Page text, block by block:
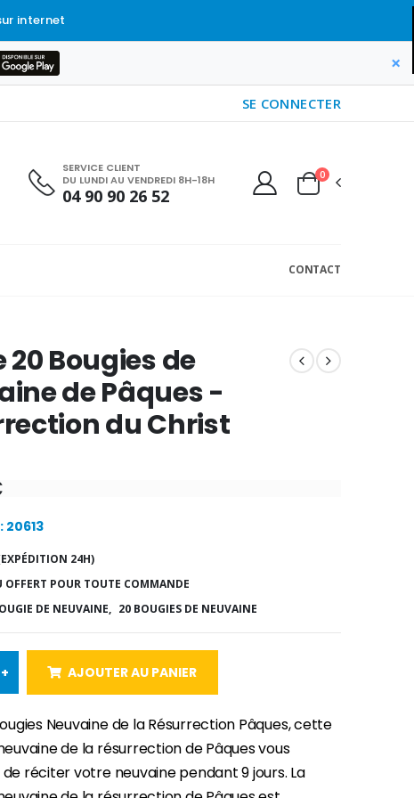
internet
×
SE CONNECTER
SERVICE CLIENT
DU LUNDI AU VENDREDI 8H-18H
04 90 90 26 52
0
CONTACT
20 Bougies de
de Pâques -
du Christ
: 20613
24H)
OFFERT POUR TOUTE COMMANDE
DE NEUVAINE, 20 BOUGIES DE NEUVAINE
+ AJOUTER AU PANIER
Neuvaine de la Résurrection Pâques, cette
de la résurrection de Pâques vous
réciter votre neuvaine pendant 9 jours. La